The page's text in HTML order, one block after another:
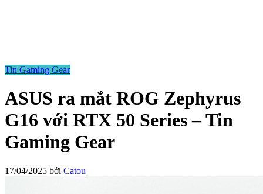
Tin Gaming Gear
ASUS ra mắt ROG Zephyrus
G16 với RTX 50 Series – Tin
Gaming Gear
17/04/2025 bởi Catou